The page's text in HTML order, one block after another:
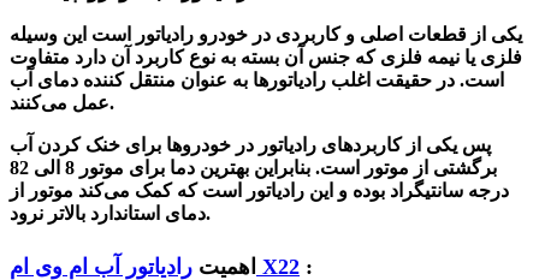
یکی از قطعات اصلی و کاربردی در خودرو رادیاتور است این وسیله
فلزی یا نیمه فلزی که جنس آن بسته به نوع کاربرد آن دارد متفاوت
است. در حقیقت اغلب رادیاتورها به عنوان منتقل کننده دمای آب
عمل می‌کنند.
پس یکی از کاربردهای رادیاتور در خودروها برای خنک کردن آب
برگشتی از موتور است. بنابراین
بهترین دما برای موتور 8 الی 82
درجه سانتیگراد بوده و این رادیاتور است که کمک می‌کند موتور از
دمای استاندارد بالاتر نرود.
اهمیت رادیاتور آب ام وی ام X22 :